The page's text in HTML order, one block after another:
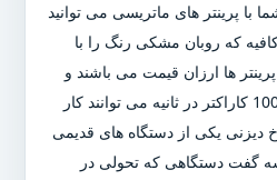
پرینتر های ماتریسی می توانید
که روبان مشکی رنگ را با
ها ارزان قیمت می باشند و
به طور معمول با سرعت 600-100 کاراکتر در ثانیه می توانند کار
دیزنی یکی از دستگاه های قدیمی
گفت دستگاهی که تحولی در